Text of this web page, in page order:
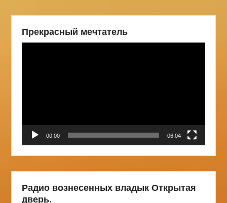
Прекрасный мечтатель
00:00 06:04
Радио вознесенных владык Открытая
дверь.